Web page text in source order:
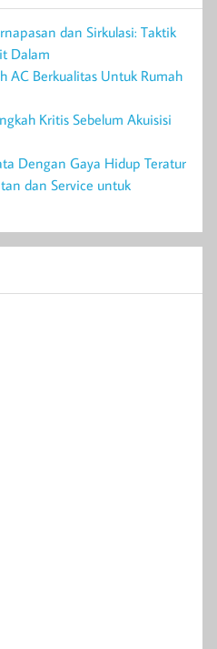
dan Sirkulasi: Taktik
Dalam
AC Berkualitas Untuk Rumah
Kritis Sebelum Akuisisi
Dengan Gaya Hidup Teratur
dan Service untuk